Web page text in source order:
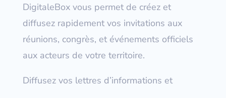
DigitaleBox vous permet de créez et
diffusez rapidement vos invitations aux
réunions, congrès, et événements officiels
aux acteurs de votre territoire.
Diffusez vos lettres d’informations et